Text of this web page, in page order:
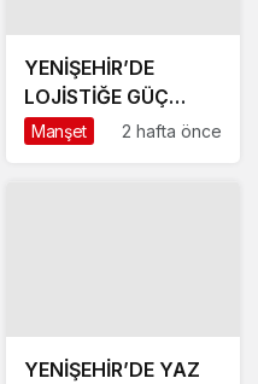
YENİŞEHİR’DE
LOJİSTİĞE GÜÇ
KATACAK ADIM
Manşet 2 hafta önce
YENİŞEHİR’DE YAZ